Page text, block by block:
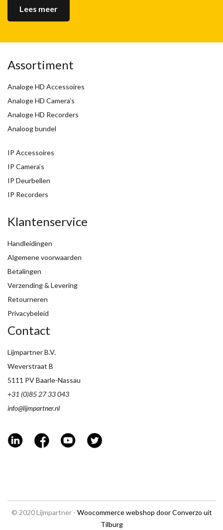
Lees meer
Assortiment
Analoge HD Accessoires
Analoge HD Camera’s
Analoge HD Recorders
Analoog bundel
IP Accessoires
IP Camera’s
IP Deurbellen
IP Recorders
Klantenservice
Handleidingen
Algemene voorwaarden
Betalingen
Verzending & Levering
Retourneren
Privacybeleid
Contact
Lijmpartner B.V.
Weverstraat B
5111 PV Baarle-Nassau
+31 (0)85 27 33 043
info@lijmpartner.nl
© 2020 Lijmpartner - Woocommerce webshop door Converzo uit
Tilburg